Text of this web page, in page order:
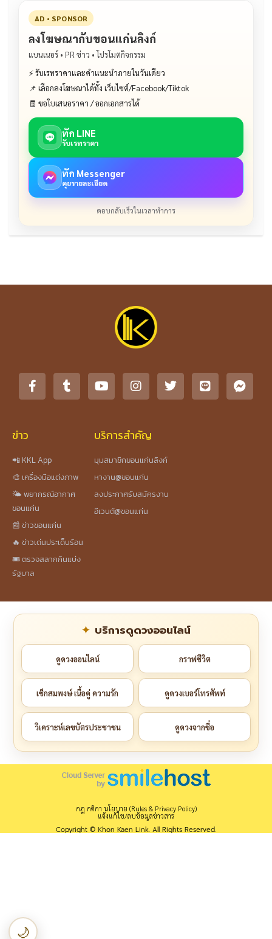
AD • SPONSOR
ลงโฆษณากับขอนแก่นลิงก์
แบนเนอร์ • PR ข่าว • โปรโมตกิจกรรม
⚡ รับเรทราคาและคำแนะนำภายในวันเดียว
📌 เลือกลงโฆษณาได้ทั้ง เว็บไซต์/Facebook/Tiktok
🧾 ขอใบเสนอราคา / ออกเอกสารได้
ทัก LINE
รับเรทราคา
ทัก Messenger
คุยรายละเอียด
ตอบกลับเร็วในเวลาทำการ
ข่าว
📲 KKL App
🎨 เครื่องมือแต่งภาพ
🌤️ พยากรณ์อากาศ
ขอนแก่น
📰 ข่าวขอนแก่น
🔥 ข่าวเด่นประเด็นร้อน
🎟️ ตรวจสลากกินแบ่ง
รัฐบาล
บริการสำคัญ
มุมสมาชิกขอนแก่นลิงก์
หางาน@ขอนแก่น
ลงประกาศรับสมัครงาน
อีเวนต์@ขอนแก่น
บริการดูดวงออนไลน์
ดูดวงออนไลน์ กราฟชีวิต
เช็กสมพงษ์ เนื้อคู่ ความรัก ดูดวงเบอร์โทรศัพท์
วิเคราะห์เลขบัตรประชาชน ดูดวงจากชื่อ
กฎ กติกา นโยบาย (Rules & Privacy Policy)
แจ้งแก้ไข/ลบข้อมูลข่าวสาร
Copyright © Khon Kaen Link. All Rights Reserved.
🌙